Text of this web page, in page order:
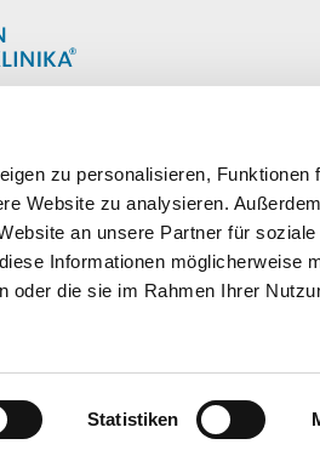
zu personalisieren, Funktionen
Website zu analysieren.
an unsere Partner für
Informationen möglicherweise
oder die sie im Rahmen Ihrer
Statistiken